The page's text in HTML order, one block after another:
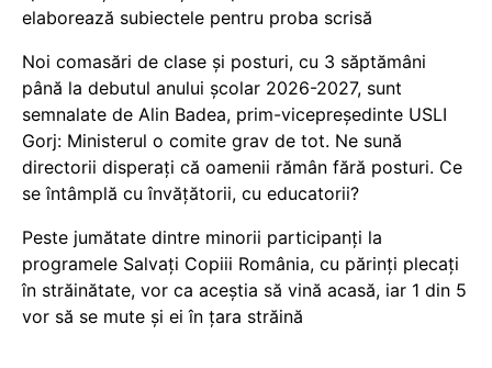
elaborează subiectele pentru proba scrisă
Noi comasări de clase și posturi, cu 3 săptămâni
până la debutul anului școlar 2026-2027, sunt
semnalate de Alin Badea, prim-vicepreședinte USLI
Gorj: Ministerul o comite grav de tot. Ne sună
directorii disperați că oamenii rămân fără posturi. Ce
se întâmplă cu învățătorii, cu educatorii?
Peste jumătate dintre minorii participanți la
programele Salvați Copiii România, cu părinți plecați
în străinătate, vor ca aceștia să vină acasă, iar 1 din 5
vor să se mute și ei în țara străină